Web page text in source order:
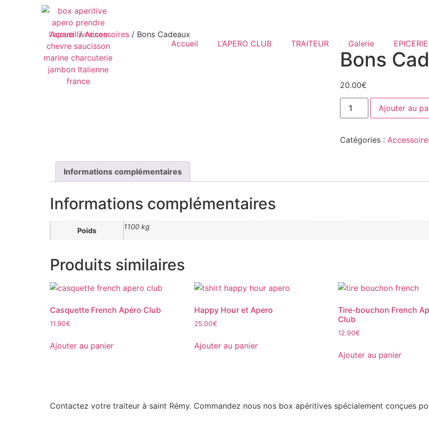
Accueil L’APERO CLUB TRAITEUR Galerie EPICERIE
Accueil/Accessoires / Bons Cadeaux
Bons
20.00€
Ajouter au
Catégories :
Informations complémentaires
Informations complémentaires
Poids 1100 kg
Produits similaires
Casquette French Apéro Club
11.90€
Ajouter au panier
Happy Hour et Apero
25.00€
Ajouter au panier
Tire-bouchon French
Club
12.90€
Ajouter au panier
Contactez votre traiteur à saint Rémy. Commandez nous nos box apéritives spécialement conçues